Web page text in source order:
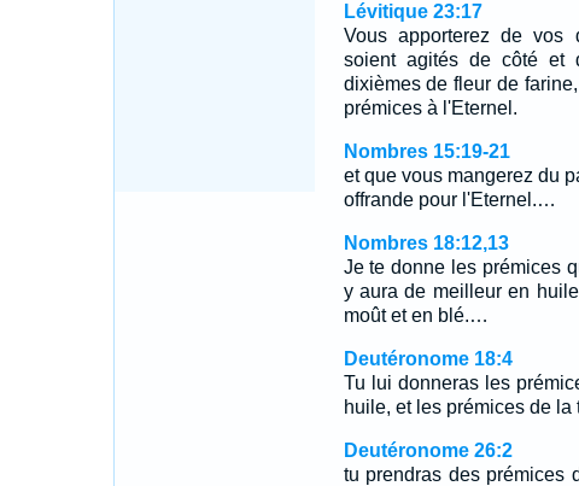
Lévitique 23:17
Vous apporterez de vos
soient agités de côté et
dixièmes de fleur de
prémices à l'Eternel.
Nombres 15:19-21
et que vous mangerez du
offrande pour l'Eternel.…
Nombres 18:12,13
Je te donne les prémices
y aura de meilleur en
moût et en blé.…
Deutéronome 18:4
Tu lui donneras les
huile, et les prémices de la
Deutéronome 26:2
tu prendras des prémices